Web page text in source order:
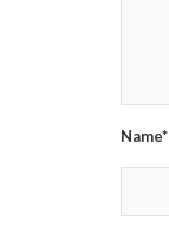
Name*